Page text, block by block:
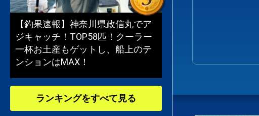
【釣果速報】神奈川県政信丸でア
ジキャッチ！TOP58匹！クーラー
一杯お土産もゲットし、船上のテ
ンションはMAX！
ランキングをすべて見る